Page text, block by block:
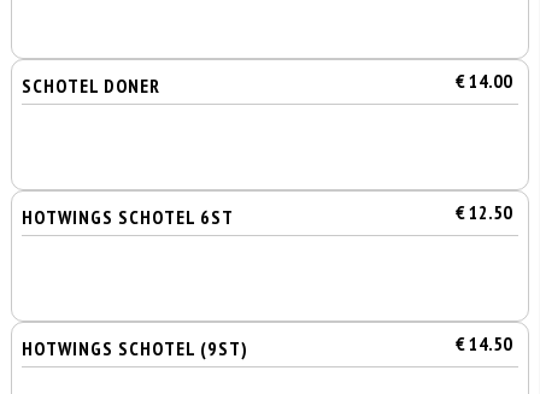
SCHOTEL DONER € 14.00
HOTWINGS SCHOTEL 6ST € 12.50
HOTWINGS SCHOTEL (9ST) € 14.50